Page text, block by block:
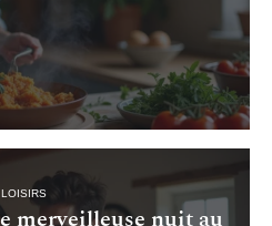
LOISIRS
merveilleuse nuit au